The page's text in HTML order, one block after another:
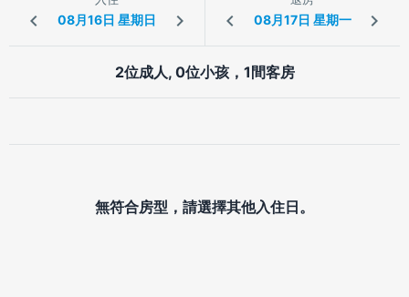
2位成人, 0位小孩，1間客房
無符合房型，請選擇其他入住日。